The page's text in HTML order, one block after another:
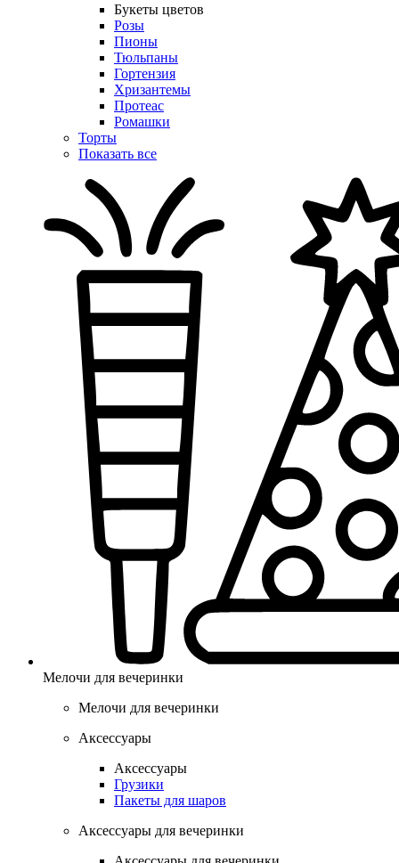
Букеты цветов
Розы
Пионы
Тюльпаны
Гортензия
Хризантемы
Протеас
Ромашки
Торты
Показать все
Мелочи для вечеринки
Мелочи для вечеринки
Аксессуары
Аксессуары
Грузики
Пакеты для шаров
Аксессуары для вечеринки